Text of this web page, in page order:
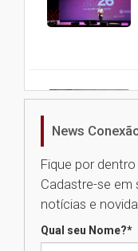
News
Fique por
Cadastre-se em
notícias e
Qual seu Nome?*